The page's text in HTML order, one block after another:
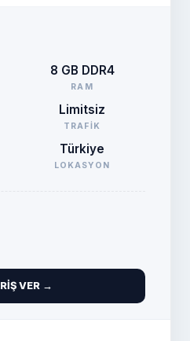
8 GB DDR4
RAM
Limitsiz
TRAFIK
Türkiye
LOKASYON
VER →